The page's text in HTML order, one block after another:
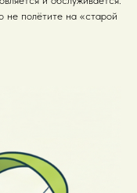
не полётите на «старой